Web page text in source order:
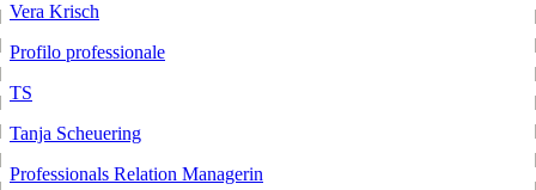
Vera Krisch
Profilo professionale
TS
Tanja Scheuering
Professionals Relation Managerin